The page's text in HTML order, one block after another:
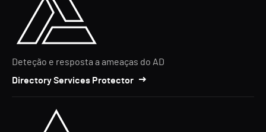
Deteção e resposta a ameaças do AD
Directory Services Protector